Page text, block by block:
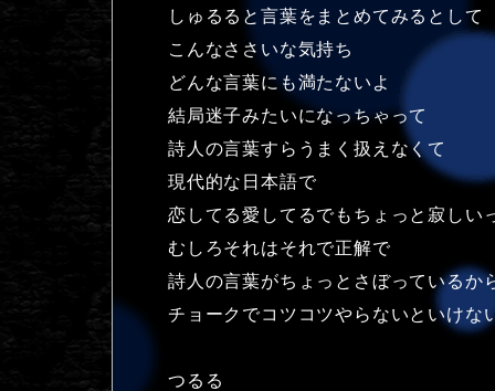
しゅるると言葉をまとめてみるとして
こんなささいな気持ち
どんな言葉にも満たないよ
結局迷子みたいになっちゃって
詩人の言葉すらうまく扱えなくて
現代的な日本語で
恋してる愛してるでもちょっと寂しい
むしろそれはそれで正解で
詩人の言葉がちょっとさぼっているか
チョークでコツコツやらないといけな
つるる